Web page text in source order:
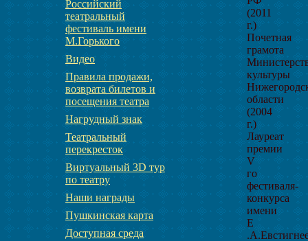
Российский
театральный
фестиваль имени
М.Горького
Видео
Правила продажи,
возврата билетов и
посещения театра
Нагрудный знак
Театральный
перекресток
Виртуальный 3D тур
по театру
Наши награды
Пушкинская карта
Доступная среда
(2011
г.)
Почетная
грамота
культуры
области
(2004
г.)
Лауреат
премии
V
го
фестиваля-
конкурса
имени
Е